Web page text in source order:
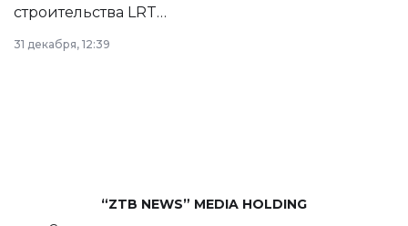
строительства LRT
в Астане из
республиканского
31 декабря, 12:39
“ZTB NEWS” MEDIA HOLDING